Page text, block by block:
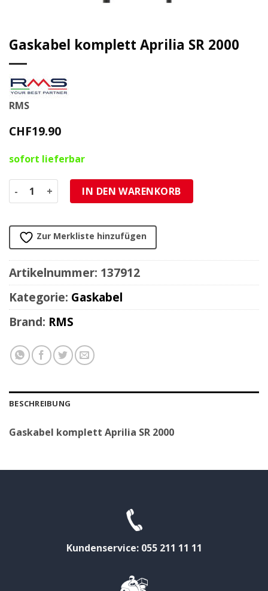
Gaskabel komplett Aprilia SR 2000
RMS
CHF19.90
sofort lieferbar
Gaskabel komplett Aprilia SR 2000 Menge
IN DEN WARENKORB
Zur Merkliste hinzufügen
Artikelnummer: 137912
Kategorie: Gaskabel
Brand: RMS
BESCHREIBUNG
Gaskabel komplett Aprilia SR 2000
Kundenservice: 055 211 11 11